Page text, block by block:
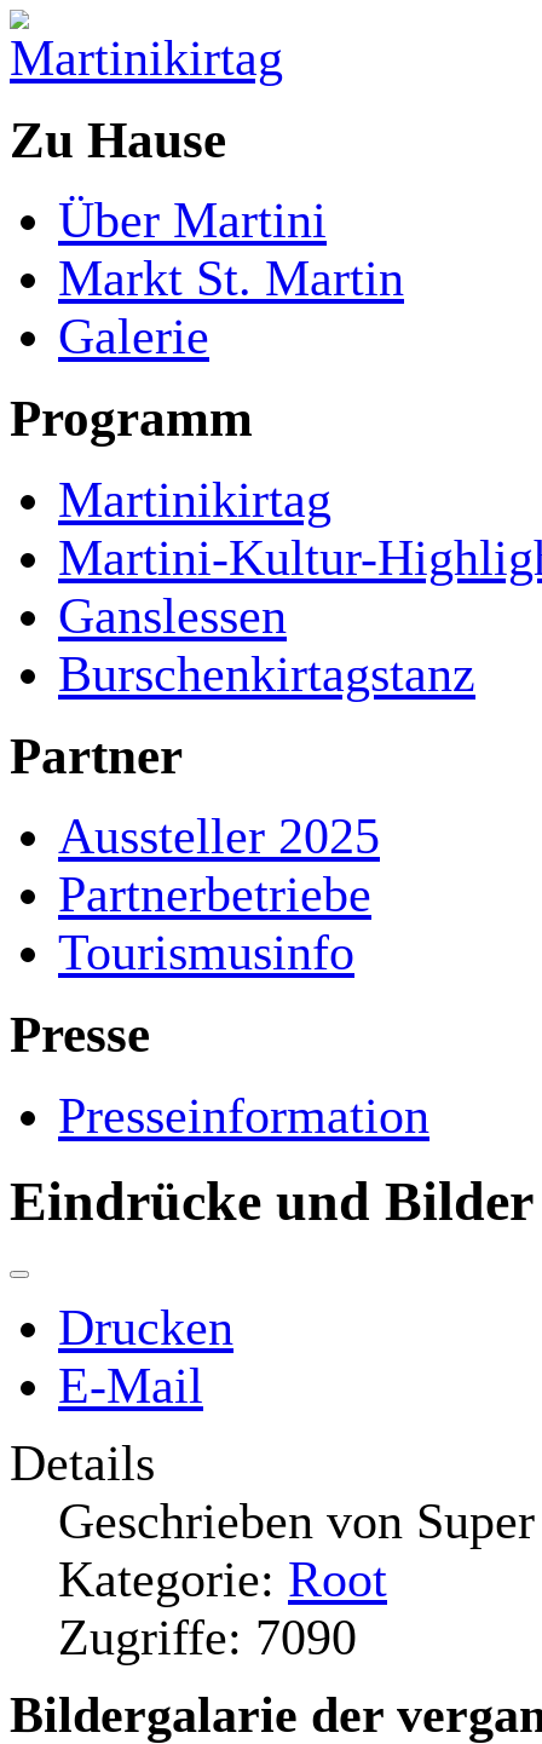
Zu Hause
Über Martini
Markt St. Martin
Galerie
Programm
Martinikirtag
Martini-Kultur-
Ganslessen
Burschenkirtagstanz
Partner
Aussteller 2025
Partnerbetriebe
Tourismusinfo
Presse
Presseinformation
Eindrücke und Bilder
Drucken
E-Mail
Details
Geschrieben von
Kategorie: Root
Zugriffe: 7090
Bildergalarie der